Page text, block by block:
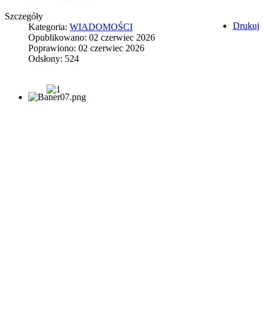
Drukuj
Szczegóły
Kategoria: WIADOMOŚCI
Opublikowano: 02 czerwiec 2026
Poprawiono: 02 czerwiec 2026
Odsłony: 524